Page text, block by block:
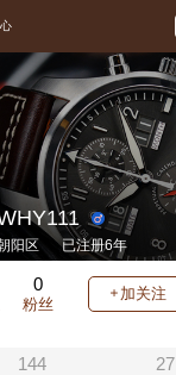
阳区 已注册6年
0
粉丝
加关注
144 27